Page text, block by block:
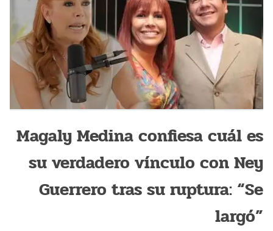
Magaly Medina confiesa cuál es
su verdadero vínculo con Ney
Guerrero tras su ruptura: “Se
largó”